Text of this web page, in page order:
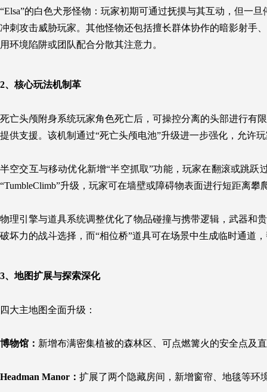
“Elsa”的白色犬形怪物：玩家初期可通过抚摸与其互动，但一
冲刺攻击威胁玩家。其他怪物还包括擅长群体协作的暗影射手
用环境陷阱或团队配合分散其注意力。
2、核心玩法机制革
死亡头颅附身系统玩家角色死亡后，可操控分离的头部进行有
提供支援。该机制通过“死亡头颅电池”升级进一步强化，允许
半空交互与移动优化新增“半空抓取”功能，玩家在翻滚或跳
“TumbleClimb”升级，玩家可在墙壁或障碍物表面进行短距离攀
物理引擎与道具系统调整优化了物品碰撞与携带逻辑，武器和
破坏力的战斗选择，而“相位桥”道具可在场景中生成临时通道
3、地图扩展与探索深化
四大主地图全面升级：
博物馆： 新增布满密集植被的森林区、可点燃篝火的安全点及
Headman Manor： 扩展了两个隐藏房间，新增窗帘、地毯等环